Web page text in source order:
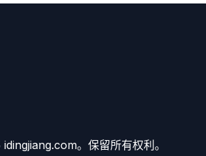
。保留所有权利。